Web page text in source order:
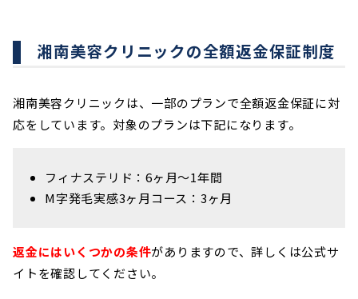
湘南美容クリニックの全額返金保証制度
湘南美容クリニックは、一部のプランで全額返金保証に対
応をしています。対象のプランは下記になります。
フィナステリド：6ヶ月～1年間
M字発毛実感3ヶ月コース：3ヶ月
返金にはいくつかの条件がありますので、詳しくは公式サ
イトを確認してください。